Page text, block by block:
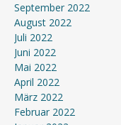
September 2022
August 2022
Juli 2022
Juni 2022
Mai 2022
April 2022
März 2022
Februar 2022